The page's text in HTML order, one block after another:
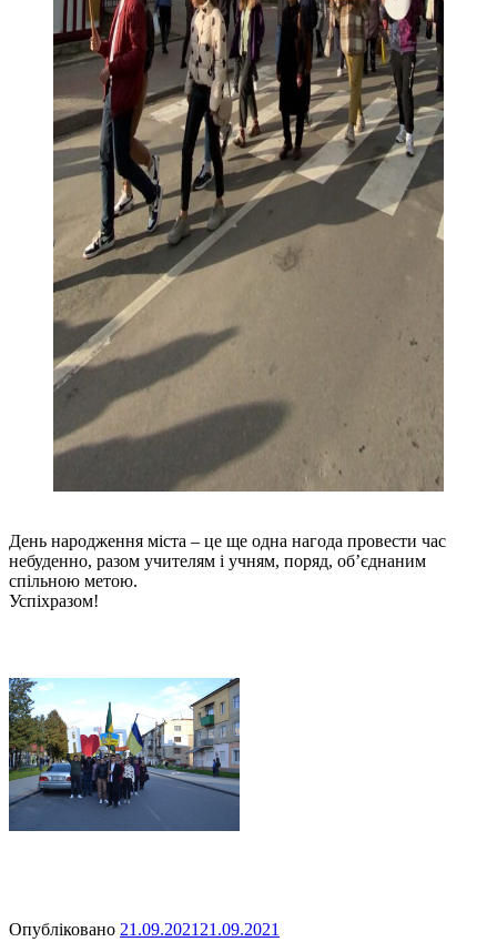
День народження міста – це ще одна нагода провести час
небуденно, разом учителям і учням, поряд, об’єднаним
спільною метою.
Успіхразом!
Опубліковано 21.09.2021 21.09.2021